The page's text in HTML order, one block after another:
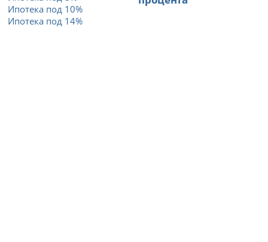
Ипотека под 10%
Ипотека под 14%